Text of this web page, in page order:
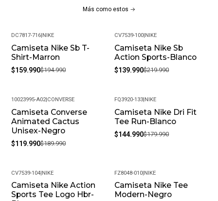
Más como estos
-18%
DC7817-716|NIKE
Camiseta Nike Sb T-
Shirt-Marron
$159.990$194.990
-36%
CV7539-100|NIKE
Camiseta Nike Sb
Action Sports-Blanco
$139.990$219.990
-37%
10023995-A02|CONVERSE
Camiseta Converse
Animated Cactus
Unisex-Negro
$119.990$189.990
-19%
FQ3920-133|NIKE
Camiseta Nike Dri Fit
Tee Run-Blanco
$144.990$179.990
-18%
CV7539-104|NIKE
Camiseta Nike Action
Sports Tee Logo Hbr-
-20%
FZ8048-010|NIKE
Camiseta Nike Tee
Modern-Negro